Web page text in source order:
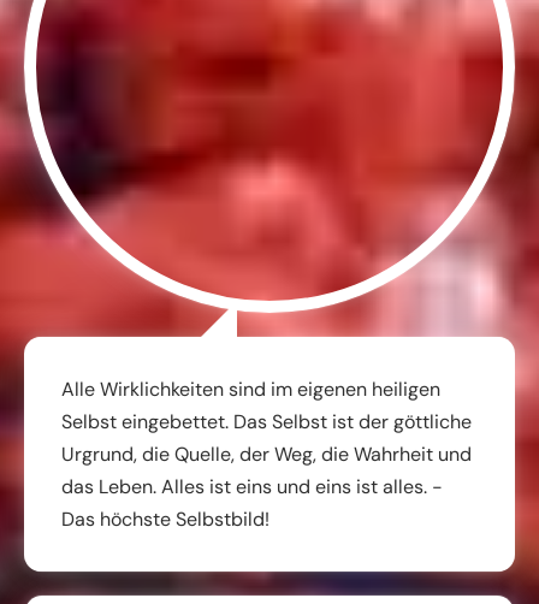
Alle Wirklichkeiten sind im eigenen heiligen
Selbst eingebettet. Das Selbst ist der göttliche
Urgrund, die Quelle, der Weg, die Wahrheit und
das Leben. Alles ist eins und eins ist alles. -
Das höchste Selbstbild!